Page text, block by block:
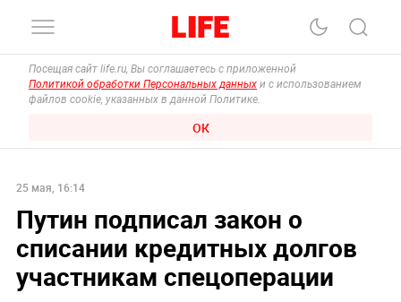
Посещая сайт life.ru, Вы соглашаетесь с приложенной
Политикой обработки Персональных данных и с использованием
файлов cookie, указанных в данной Политике.
ОК
25 мая, 16:14
Путин подписал закон о
списании кредитных долгов
участникам спецоперации